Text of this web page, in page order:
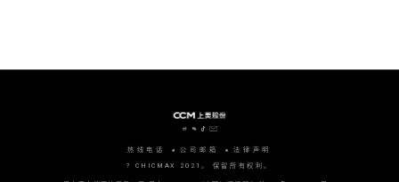
热线电话 公司邮箱 法律声明
? CHICMAX 2021。 保留所有权利。